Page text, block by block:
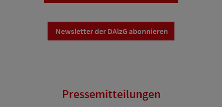
Newsletter der DAlzG abonnieren
Pressemitteilungen